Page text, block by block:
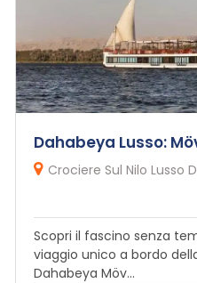
Dahabeya Lusso:
Crociere Sul Nilo Lusso
Scopri il fascino senza
viaggio unico a bordo
Dahabeya Möv...